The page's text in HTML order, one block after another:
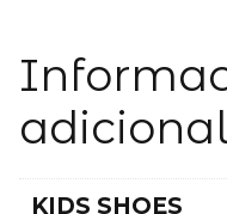
KIDS SHOES